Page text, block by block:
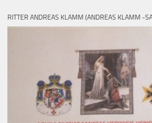
RITTER ANDREAS KLAMM (ANDREAS KLAMM -